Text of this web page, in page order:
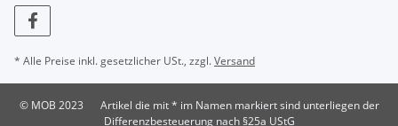
* Alle Preise inkl. gesetzlicher USt., zzgl.Versand
© MOB 2023
Artikel die mit * im Namen markiert sind unterliegen der
Differenzbesteuerung nach §25a UStG